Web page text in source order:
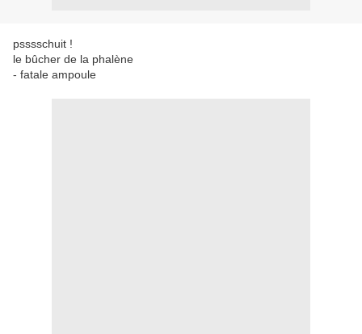
psssschuit !
le bûcher de la phalène
- fatale ampoule